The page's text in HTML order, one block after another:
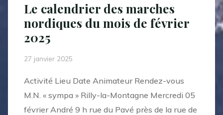
mois
de
Le calendrier des marches
nordiques du mois de février
2025
27 janvier 2025
Activité Lieu Date Animateur Rendez-vous
M.N. « sympa » Rilly-la-Montagne Mercredi 05
février André 9 h rue du Pavé près de la rue de